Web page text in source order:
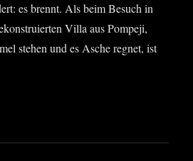
es brennt. Als beim Besuch in
Vil­la aus Pom­pe­ji,
ste­hen und es Asche reg­net, ist